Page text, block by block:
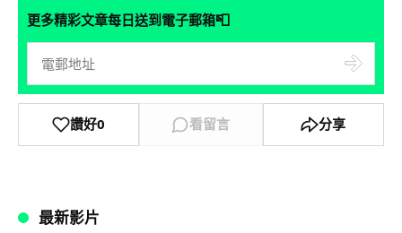
更多精彩文章每日送到電子郵箱📮
讚好0 看留言 分享
最新影片